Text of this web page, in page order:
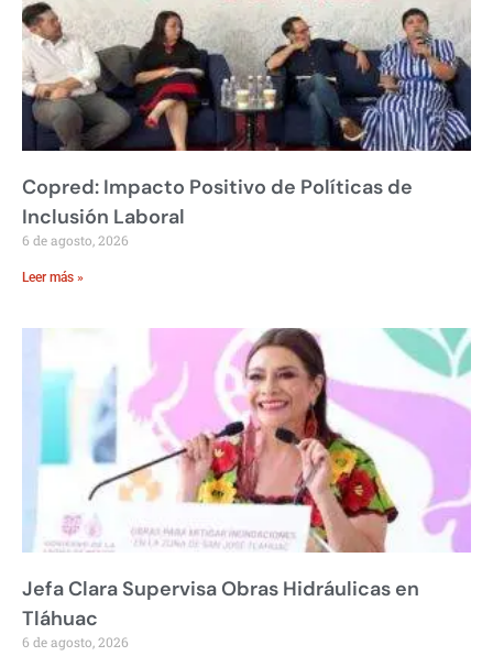
Copred: Impacto Positivo de Políticas de
Inclusión Laboral
6 de agosto, 2026
Leer más »
Jefa Clara Supervisa Obras Hidráulicas en
Tláhuac
6 de agosto, 2026